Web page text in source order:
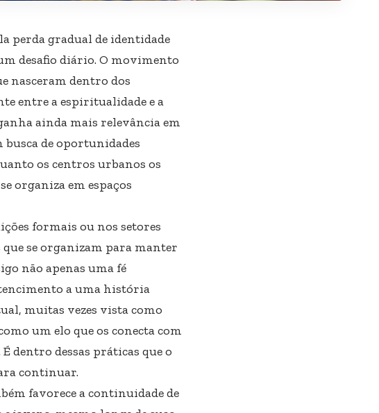
perda gradual de identidade
desafio diário. O movimento
nasceram dentro dos
entre a espiritualidade e a
ainda mais relevância em
de oportunidades
os centros urbanos os
organiza em espaços
formais ou nos setores
se organizam para manter
não apenas uma fé
a uma história
muitas vezes vista como
um elo que os conecta com
dentro dessas práticas que o
continuar.
favorece a continuidade de